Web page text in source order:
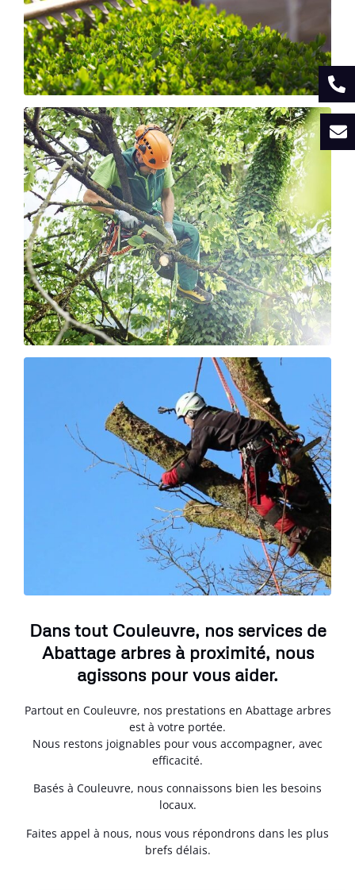
Dans tout Couleuvre, nos services de
Abattage arbres à proximité, nous
agissons pour vous aider.
Partout en Couleuvre, nos prestations en Abattage arbres
est à votre portée.
Nous restons joignables pour vous accompagner, avec
efficacité.
Basés à Couleuvre, nous connaissons bien les besoins
locaux.
Faites appel à nous, nous vous répondrons dans les plus
brefs délais.